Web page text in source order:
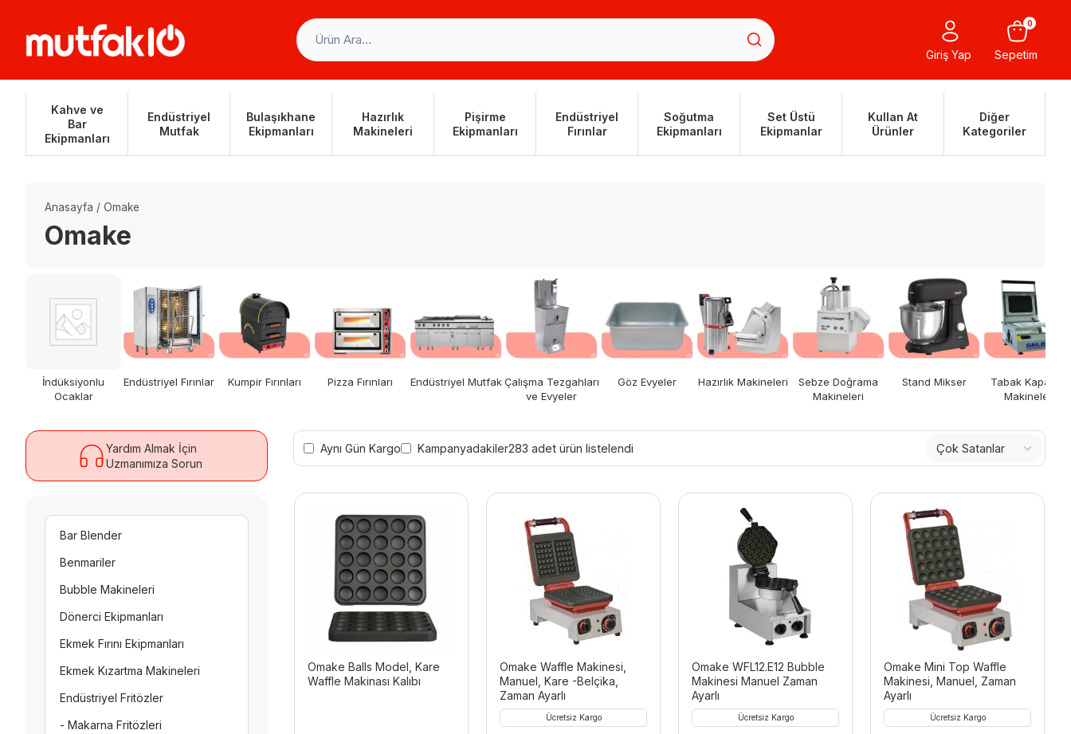
Giriş Yap Sepetim
0
Kahve ve
Bar
Ekipmanları
Endüstriyel
Mutfak
Bulaşıkhane
Ekipmanları
Hazırlık
Makineleri
Pişirme
Ekipmanları
Endüstriyel
Fırınlar
Soğutma
Ekipmanları
Set Üstü
Ekipmanlar
Kullan At
Ürünler
Diğer
Kategoriler
Anasayfa / Omake
Omake
İndüksiyonlu
Ocaklar
Endüstriyel Fırınlar Kumpir Fırınları Pizza Fırınları Endüstriyel Mutfak Çalışma Tezgahları
ve Evyeler
Göz Evyeler Hazırlık Makineleri
Sebze Doğrama
Makineleri
Stand Mikser
Tabak Kapatma
Makineleri
Yardım Almak İçin
Uzmanımıza Sorun
Bar Blender
Benmariler
Bubble Makineleri
Dönerci Ekipmanları
Ekmek Fırını Ekipmanları
Ekmek Kızartma Makineleri
Endüstriyel Fritözler
- Makarna Fritözleri
Aynı Gün Kargo Kampanyadakiler283 adet ürün listelendi
Omake Balls Model, Kare
Waffle Makinası Kalıbı
Omake Waffle Makinesi,
Manuel, Kare -Belçika,
Zaman Ayarlı
Ücretsiz Kargo
Omake WFL12.E12 Bubble
Makinesi Manuel Zaman
Ayarlı
Ücretsiz Kargo
Omake Mini Top Waffle
Makinesi, Manuel, Zaman
Ayarlı
Ücretsiz Kargo